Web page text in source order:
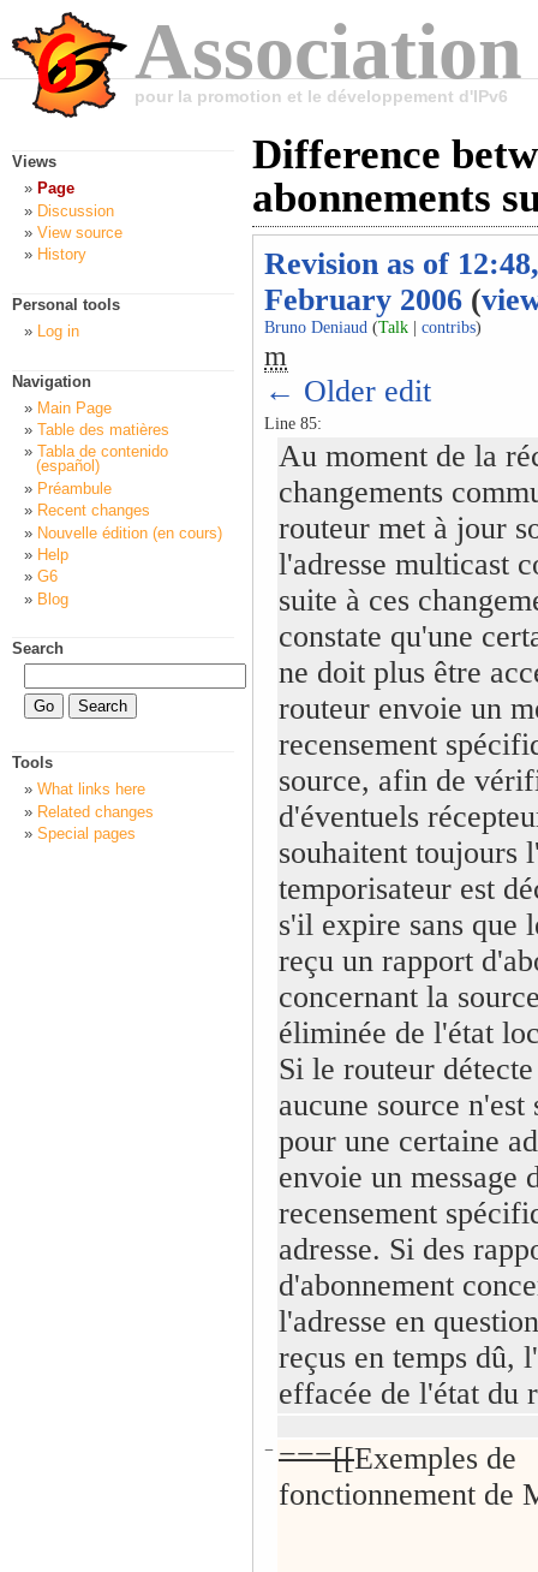
pour la promotion et le développement d'IPv6
Difference
abonnements
Revision as of
February 2006 (
Bruno Deniaud (Talk contribs)
m
← Older edit
Line 85:
Au moment de la
changements
routeur met à jour
l'adresse multicast
suite à ces
constate qu'une
ne doit plus être
routeur envoie un
recensement
source, afin de
d'éventuels
souhaitent toujours
temporisateur est
s'il expire sans que
reçu un rapport
concernant la
éliminée de l'état
Si le routeur
aucune source
pour une certaine
envoie un message
recensement
adresse. Si des
d'abonnement
l'adresse en
reçus en temps dû,
effacée de l'état du
− ===[[Exemples de
fonctionnement de
Views
Page
Discussion
View source
History
Personal tools
Log in
Navigation
Main Page
Table des matières
Tabla de contenido
(español)
Préambule
Recent changes
Nouvelle édition (en cours)
Help
G6
Blog
Search
Tools
What links here
Related changes
Special pages